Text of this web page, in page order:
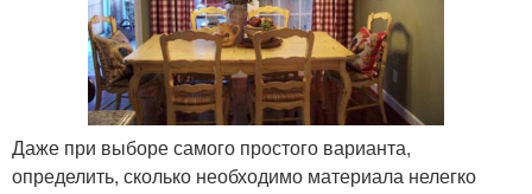
Даже при выборе самого простого варианта,
определить, сколько необходимо материала нелегко